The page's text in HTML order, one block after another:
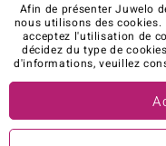
CGV
Mentions légales
Visit our
Afin de présenter Juwelo
nous utilisons des
acceptez l'utilisation de
décidez du type de
d'informations, veuillez